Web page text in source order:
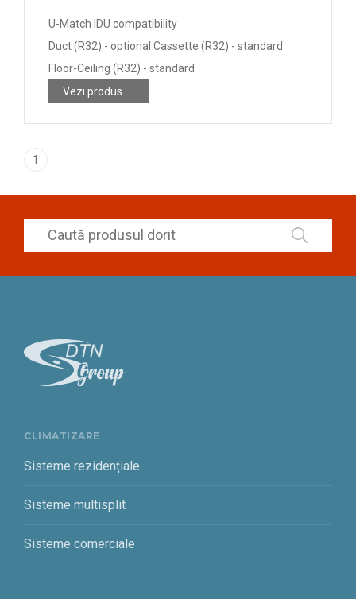
U-Match IDU compatibility
Duct (R32) - optional Cassette (R32) - standard
Floor-Ceiling (R32) - standard
Vezi produs
1
CLIMATIZARE
Sisteme rezidențiale
Sisteme multisplit
Sisteme comerciale